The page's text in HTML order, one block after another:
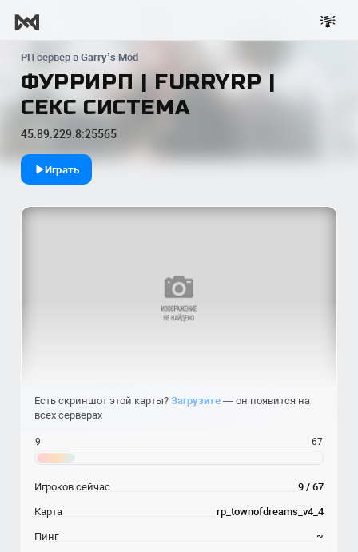
РП сервер в Garry’s Mod
ФУРРИРП | FURRYRP |
СЕКС СИСТЕМА
45.89.229.8:25565
Играть
Есть скриншот этой карты? Загрузите — он появится на
всех серверах
9 67
Игроков сейчас 9 / 67
Карта rp_townofdreams_v4_4
Пинг ~